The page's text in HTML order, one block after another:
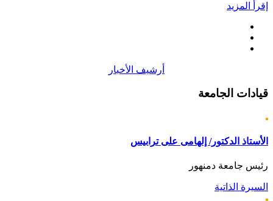
إقرأ المزيد
أرشيف الأخبار
قيادات الجامعة
الأستاذ الدكتور/ إلهامى على ترابيس
رئيس جامعة دمنهور
السيرة الذاتية